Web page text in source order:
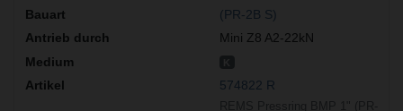
(PR-2B S)
Mini Z8 A2-22kN
574822 R